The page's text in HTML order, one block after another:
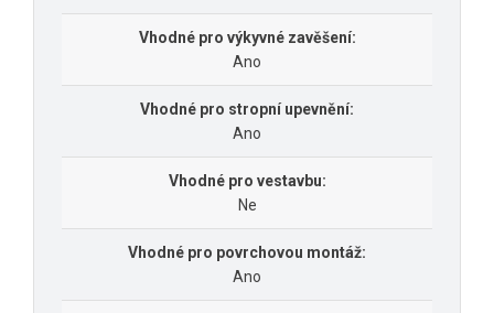
Vhodné pro výkyvné zavěšení:
Ano
Vhodné pro stropní upevnění:
Ano
Vhodné pro vestavbu:
Ne
Vhodné pro povrchovou montáž:
Ano